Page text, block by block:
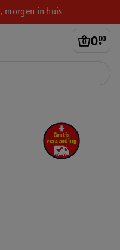
morgen in huis
0.
00